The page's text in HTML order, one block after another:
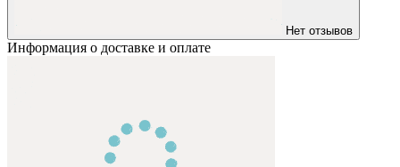
Нет отзывов
Информация о доставке и оплате